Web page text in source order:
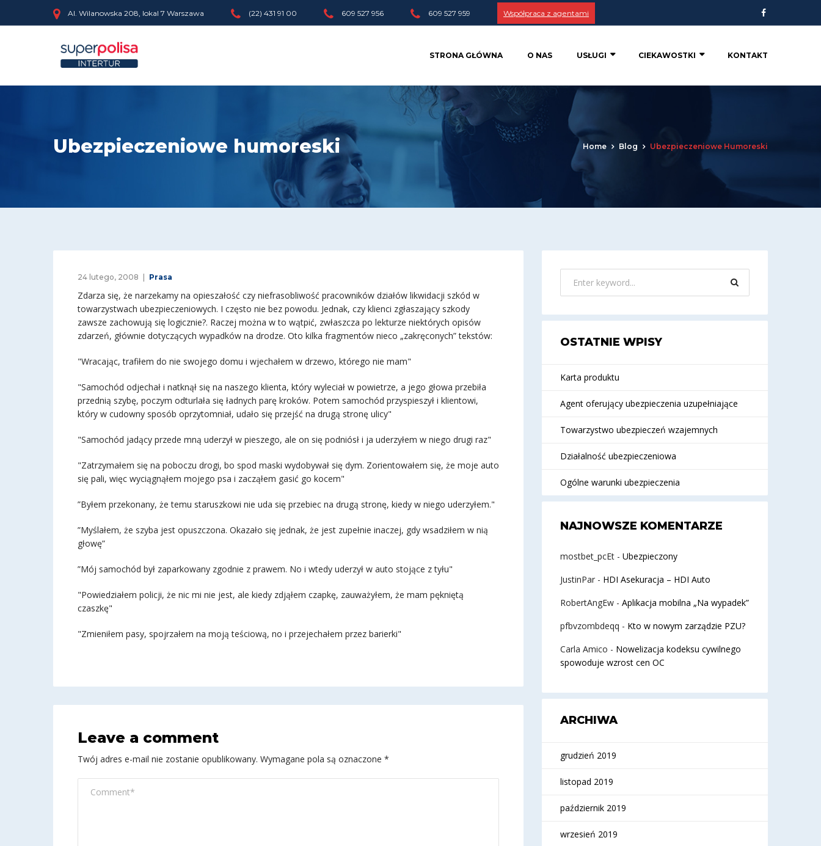
Al. Wilanowska 208, lokal 7 Warszawa (22) 431 91 00 609 527 956 609 527 959 Współpraca z agentami
STRONA GŁÓWNA O NAS USŁUGI CIEKAWOSTKI KONTAKT
Ubezpieczeniowe humoreski Home Blog Ubezpieczeniowe Humoreski
24 lutego, 2008 Prasa
Zdarza się, że narzekamy na opieszałość czy niefrasobliwość pracowników działów likwidacji szkód w
towarzystwach ubezpieczeniowych. I często nie bez powodu. Jednak, czy klienci zgłaszający szkody
zawsze zachowują się logicznie?. Raczej można w to wątpić, zwłaszcza po lekturze niektórych opisów
zdarzeń, głównie dotyczących wypadków na drodze. Oto kilka fragmentów nieco „zakręconych” tekstów:
"Wracając, trafiłem do nie swojego domu i wjechałem w drzewo, którego nie mam"
"Samochód odjechał i natknął się na naszego klienta, który wyleciał w powietrze, a jego głowa przebiła
przednią szybę, poczym odturlała się ładnych parę kroków. Potem samochód przyspieszył i klientowi,
który w cudowny sposób oprzytomniał, udało się przejść na drugą stronę ulicy"
"Samochód jadący przede mną uderzył w pieszego, ale on się podniósł i ja uderzyłem w niego drugi raz"
"Zatrzymałem się na poboczu drogi, bo spod maski wydobywał się dym. Zorientowałem się, że moje auto
się pali, więc wyciągnąłem mojego psa i zacząłem gasić go kocem"
”Byłem przekonany, że temu staruszkowi nie uda się przebiec na drugą stronę, kiedy w niego uderzyłem."
”Myślałem, że szyba jest opuszczona. Okazało się jednak, że jest zupełnie inaczej, gdy wsadziłem w nią
głowę”
”Mój samochód był zaparkowany zgodnie z prawem. No i wtedy uderzył w auto stojące z tyłu"
"Powiedziałem policji, że nic mi nie jest, ale kiedy zdjąłem czapkę, zauważyłem, że mam pękniętą
czaszkę"
"Zmieniłem pasy, spojrzałem na moją teściową, no i przejechałem przez barierki"
Leave a comment
Twój adres e-mail nie zostanie opublikowany. Wymagane pola są oznaczone *
OSTATNIE WPISY
Karta produktu
Agent oferujący ubezpieczenia uzupełniające
Towarzystwo ubezpieczeń wzajemnych
Działalność ubezpieczeniowa
Ogólne warunki ubezpieczenia
NAJNOWSZE KOMENTARZE
mostbet_pcEt - Ubezpieczony
JustinPar - HDI Asekuracja – HDI Auto
RobertAngEw - Aplikacja mobilna „Na wypadek”
pfbvzombdeqq - Kto w nowym zarządzie PZU?
Carla Amico - Nowelizacja kodeksu cywilnego
spowoduje wzrost cen OC
ARCHIWA
grudzień 2019
listopad 2019
październik 2019
wrzesień 2019